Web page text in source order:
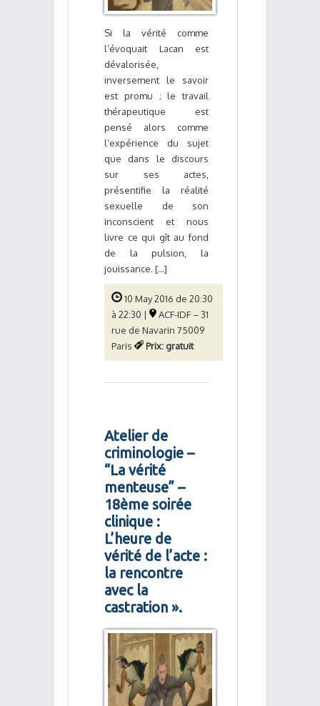
Si la vérité comme
l’évoquait Lacan est
dévalorisée,
inversement le savoir
est promu ; le travail
thérapeutique est
pensé alors comme
l’expérience du sujet
que dans le discours
sur ses actes,
présentifie la réalité
sexuelle de son
inconscient et nous
livre ce qui gît au fond
de la pulsion, la
jouissance. [...]
10 May 2016 de 20:30
à 22:30 |
ACF-IDF – 31
rue de Navarin 75009
Paris
Prix: gratuit
Atelier de
criminologie –
“La vérité
menteuse” –
18ème soirée
clinique :
L’heure de
vérité de l’acte :
la rencontre
avec la
castration ».